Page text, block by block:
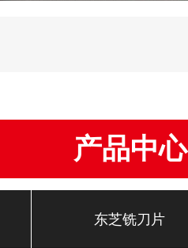
产品中心
东芝铣刀片